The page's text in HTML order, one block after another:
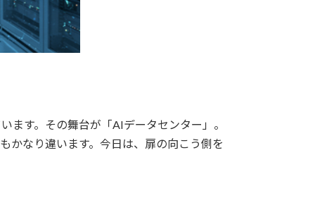
ます。その舞台が「AIデータセンター」。
かなり違います。今日は、扉の向こう側を